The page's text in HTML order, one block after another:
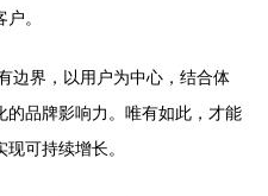
。
边界，以用户为中心，结合体
品牌影响力。唯有如此，才能
可持续增长。